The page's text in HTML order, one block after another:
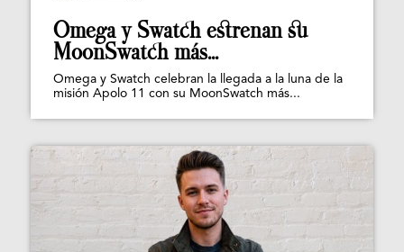
Omega y Swatch estrenan su
MoonSwatch más...
Omega y Swatch celebran la llegada a la luna de la
misión Apolo 11 con su MoonSwatch más...